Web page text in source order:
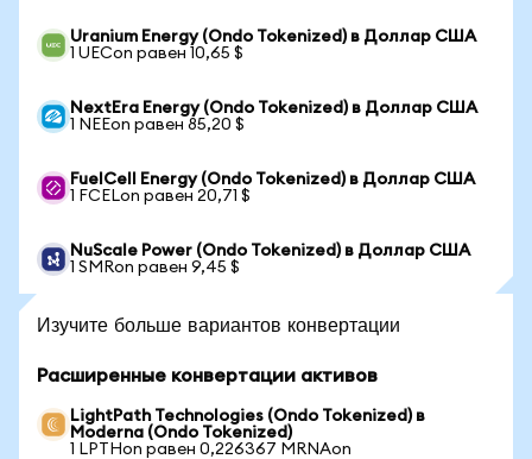
Uranium Energy (Ondo Tokenized) в Доллар США
1 UECon равен 10,65 $
NextEra Energy (Ondo Tokenized) в Доллар США
1 NEEon равен 85,20 $
FuelCell Energy (Ondo Tokenized) в Доллар США
1 FCELon равен 20,71 $
NuScale Power (Ondo Tokenized) в Доллар США
1 SMRon равен 9,45 $
Изучите больше вариантов конвертации
Расширенные конвертации активов
LightPath Technologies (Ondo Tokenized) в
Moderna (Ondo Tokenized)
1 LPTHon равен 0,226367 MRNAon